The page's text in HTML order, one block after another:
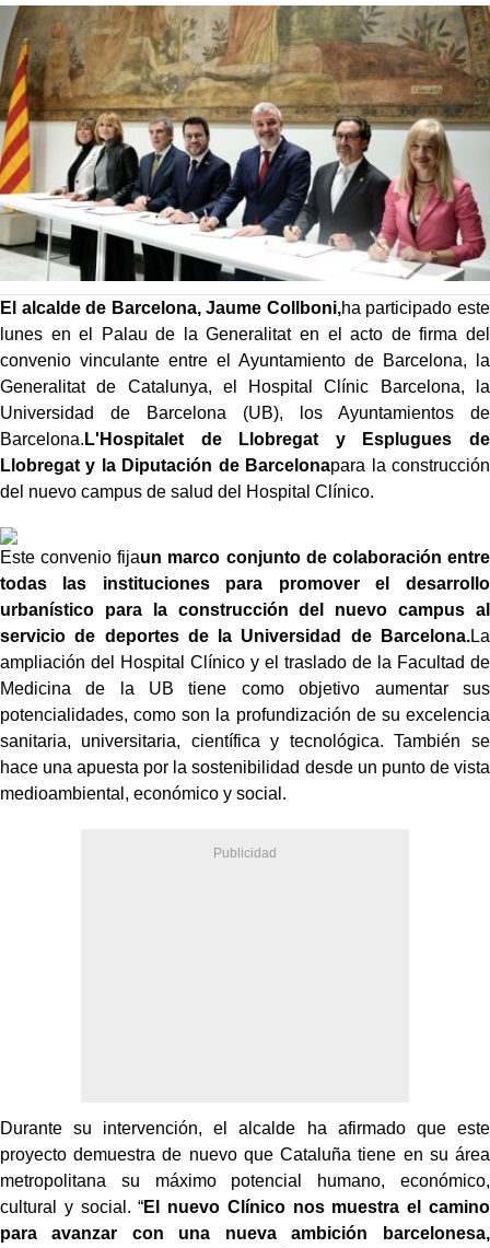
El alcalde de Barcelona, Jaume Collboni,ha participado este
lunes en el Palau de la Generalitat en el acto de firma del
convenio vinculante entre el Ayuntamiento de Barcelona, la
Generalitat de Catalunya, el Hospital Clínic Barcelona, la
Universidad de Barcelona (UB), los Ayuntamientos de
Barcelona. L'Hospitalet de Llobregat y Esplugues de
Llobregat y la Diputación de Barcelonapara la construcción
del nuevo campus de salud del Hospital Clínico.
Este convenio fijaun marco conjunto de colaboración entre
todas las instituciones para promover el desarrollo
urbanístico para la construcción del nuevo campus al
servicio de deportes de la Universidad de Barcelona.La
ampliación del Hospital Clínico y el traslado de la Facultad de
Medicina de la UB tiene como objetivo aumentar sus
potencialidades, como son la profundización de su excelencia
sanitaria, universitaria, científica y tecnológica. También se
hace una apuesta por la sostenibilidad desde un punto de vista
medioambiental, económico y social.
Durante su intervención, el alcalde ha afirmado que este
proyecto demuestra de nuevo que Cataluña tiene en su área
metropolitana su máximo potencial humano, económico,
cultural y social. “El nuevo Clínico nos muestra el camino
para avanzar con una nueva ambición barcelonesa,